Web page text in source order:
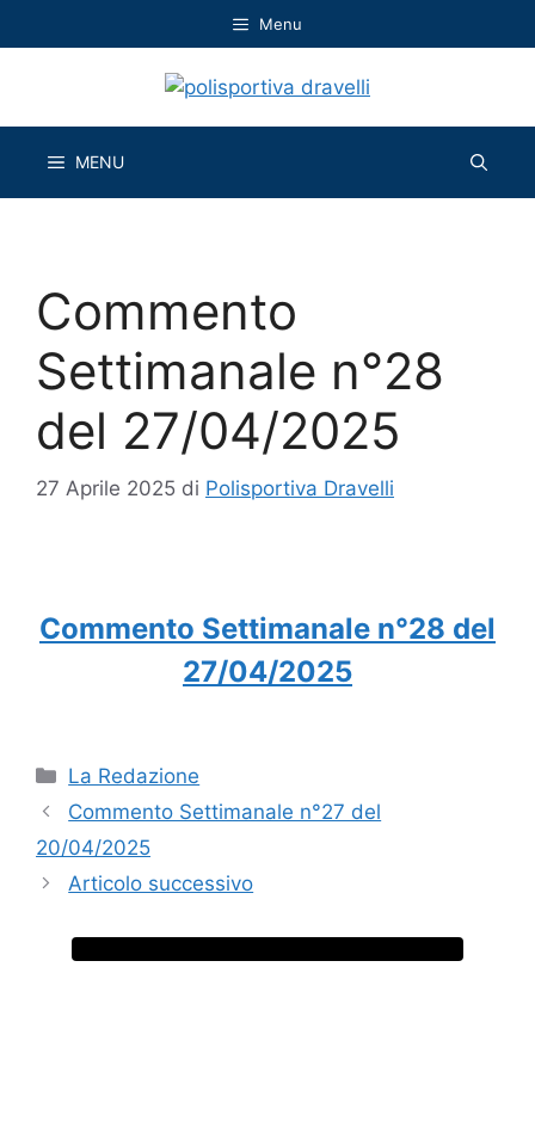
al
Menu
MENU
Commento
Settimanale n°28
del 27/04/2025
27 Aprile 2025 di Polisportiva Dravelli
Commento Settimanale n°28 del
27/04/2025
Categorie
La Redazione
Commento Settimanale n°27 del
20/04/2025
Articolo successivo